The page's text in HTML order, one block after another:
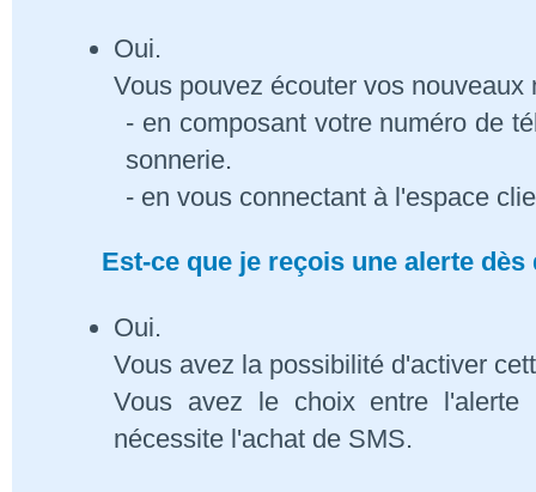
Oui.
Vous pouvez écouter vos nouveaux
- en composant votre numéro de
sonnerie.
- en vous connectant à l'espace
Est-ce que je reçois une alerte
Oui.
Vous avez la possibilité d'activer
Vous avez le choix entre
nécessite l'achat de SMS.